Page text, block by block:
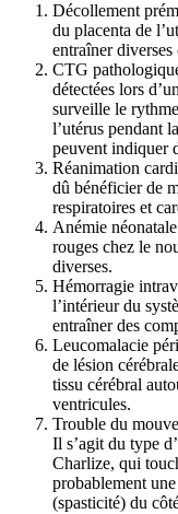
Décollement prématuré du placenta : Il s’agit du détachement
du placenta de
entraîner
CTG pathologique : il s’agit probablement d’anomalies
détectées lors
surveille le
l’utérus pendant
peuvent indiquer
Réanimation cardio-pulmonaire : Cela indique que Charlize a
dû bénéficier de
respiratoires et
Anémie néonatale : Ce terme désigne un déficit en globules
rouges chez le
diverses.
Hémorragie intraventriculaire : Il s’agit d’un saignement à
l’intérieur du
entraîner des
Leucomalacie périventriculaire kystique : Il s’agit d’un type
de lésion
tissu cérébral
ventricules.
Trouble du mouvement cérébral tétraspastique de l’aile droite :
Il s’agit du type
Charlize, qui
probablement
(spasticité) du